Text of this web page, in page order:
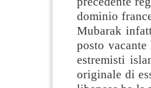
dominio
Mubarak
posto
estremisti
originale di